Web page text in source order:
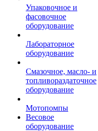
Упаковочное и
фасовочное
оборудование
Лабораторное
оборудование
Смазочное, масло- и
топливораздаточное
оборудование
Мотопомпы
Весовое
оборудование